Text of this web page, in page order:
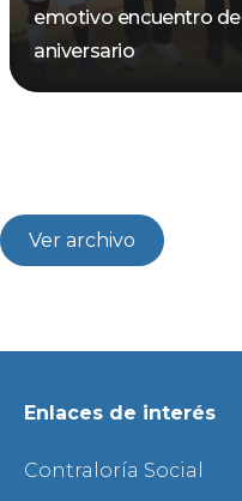
emotivo encuentro de
aniversario
Ver archivo
Enlaces de interés
Contraloría Social